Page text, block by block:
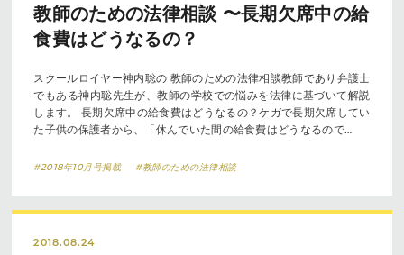
教師のための法律相談 〜長期欠席中の給
食費はどうなるの？
スクールロイヤー神内聡の 教師のための法律相談教師であり弁護士
でもある神内聡先生が、教師の学校での悩みを法律に基づいて解説
します。 長期欠席中の給食費はどうなるの？ケガで長期欠席してい
た子供の保護者から、「休んでいた間の給食費はどうなるので…
#2018年10月号掲載 #教師のための法律相談
2018.08.24